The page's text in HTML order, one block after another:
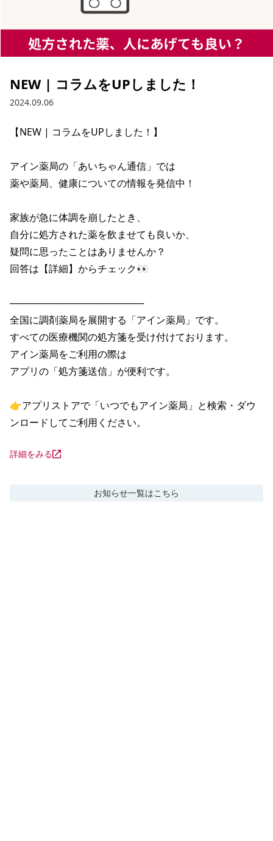
NEW | コラムをUPしました！
2024.09.06
【NEW | コラムをUPしました！】
アイン薬局の「あいちゃん通信」では
薬や薬局、健康についての情報を発信中！
家族が急に体調を崩したとき、
自分に処方された薬を飲ませても良いか、
疑問に思ったことはありませんか？
回答は【詳細】からチェック👀
────────────────────
全国に調剤薬局を展開する「アイン薬局」です。
すべての医療機関の処方箋を受け付けております。
アイン薬局をご利用の際は
アプリの「処方箋送信」が便利です。
👉アプリストアで「いつでもアイン薬局」と検索・ダウ
ンロードしてご利用ください。
詳細をみる
お知らせ一覧はこちら